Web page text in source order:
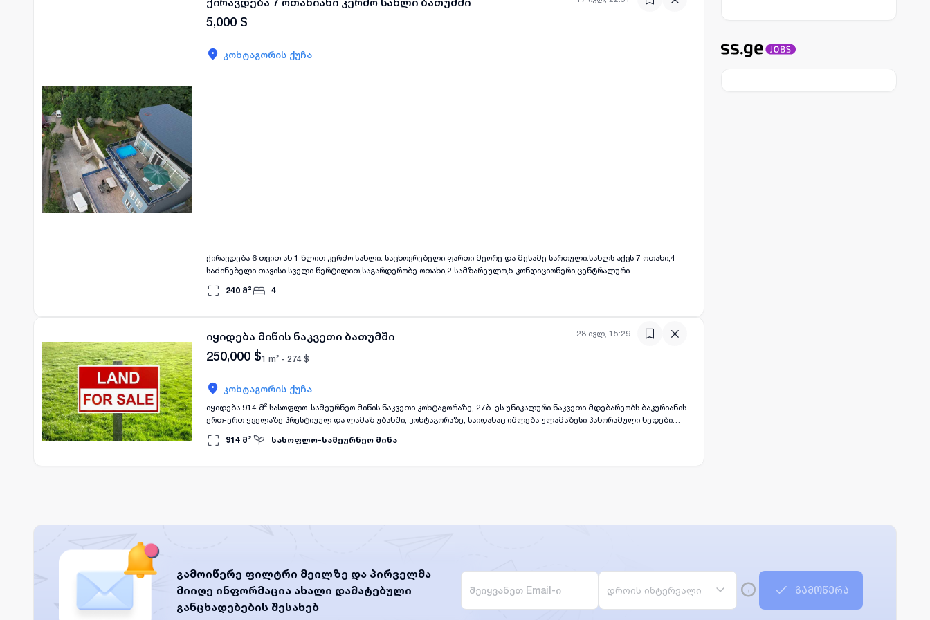
5,000 $
კოხტაგორის ქუჩა
ქირავდება 6 თვით ან 1 წლით კერძო სახლი. საცხოვრებელი ფართი მეორე და მესამე სართული.სახლს აქვს 7 ოთახი,4
საძინებელი თავისი სველი წერტილით,საგარდერობე ოთახი,2 სამზარეულო,5 კონდიციონერი,ცენტრალური
გათბობა,ინტერნეტი და ოთხივე საძინებელში ტელევიზია,დიდი ეზო ( საპარკინგე ადგილით ),სათვალთვალო
კამერები,ბათუმის 360° ხედით,ამავე დროს ქალაქთან ძალიან ახლოს ცენრიდან 1.5 კილომეტრში..კეთდება აუზი დიდი
240 მ² 4
28 ივლ, 15:29
იყიდება მიწის ნაკვეთი ბათუმში
250,000 $1 m² - 274 $
კოხტაგორის ქუჩა
იყიდება 914 მ² სასოფლო-სამეურნეო მიწის ნაკვეთი კოხტაგორაზე, 27ბ. ეს უნიკალური ნაკვეთი მდებარეობს ბაკურიანის
ერთ-ერთ ყველაზე პრესტიჟულ და ლამაზ უბანში, კოხტაგორაზე, საიდანაც იშლება ულამაზესი პანორამული ხედები
გამოირჩევა თავისი ხელსაყრელი მდებარეობით – ახლოსაა სათხილამურო ტრასებთან, სასეირნო ბილიკებთან და
914 მ² სასოფლო-სამეურნეო მიწა
გამოიწერე ფილტრი მეილზე და პირველმა
მიიღე ინფორმაცია ახალი დამატებული
განცხადებების შესახებ
დროის ინტერვალი გამოწერა